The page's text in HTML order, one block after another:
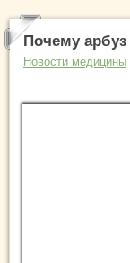
Почему
Новости медицины